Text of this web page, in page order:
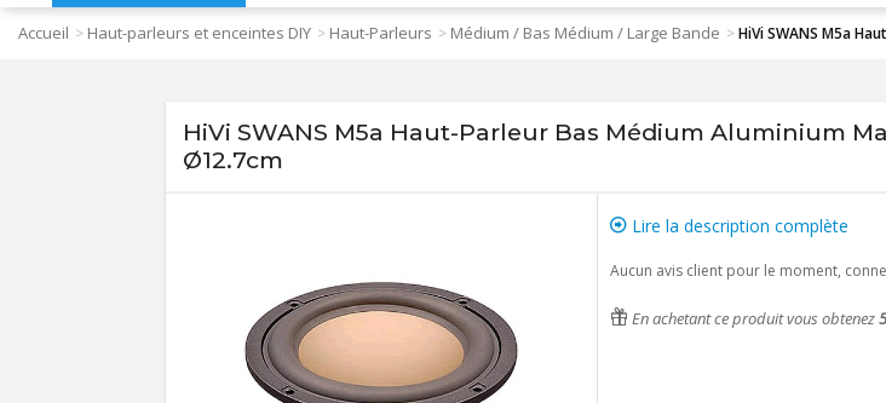
Accueil > Haut-parleurs et enceintes DIY > Haut-Parleurs > Médium / Bas Médium / Large Bande >HiVi SWANS M5a
HiVi SWANS M5a Haut-Parleur Bas Médium Aluminium
Ø12.7cm
Lire la description complète
Aucun avis client pour le moment,
En achetant ce produit vous obtenez5